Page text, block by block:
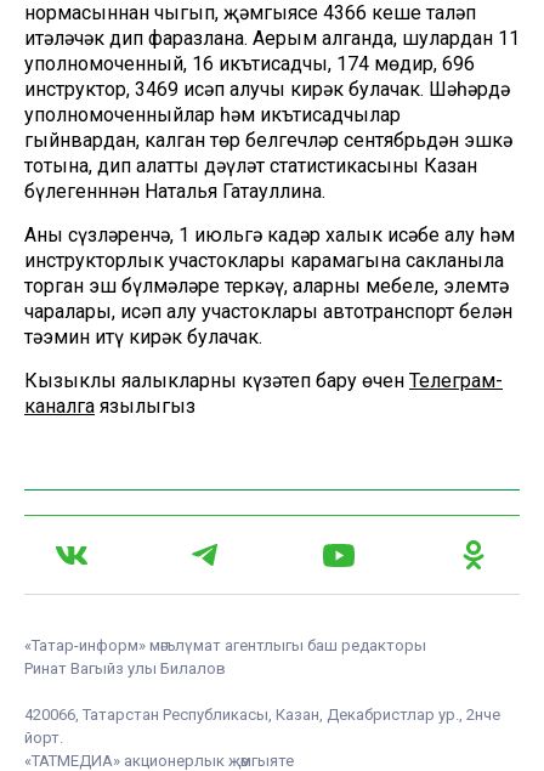
нормасыннан чыгып, җәмгыясе 4366 кеше таләп
итәләчәк дип фаразлана. Аерым алганда, шулардан 11
уполномоченный, 16 икътисадчы, 174 мөдир, 696
инструктор, 3469 исәп алучы кирәк булачак. Шәһәрдә
уполномоченныйлар һәм икътисадчылар
гыйнвардан, калган төр белгечләр сентябрьдән эшкә
тотына, дип аңлатты дәүләт статистикасының Казан
бүлегенннән Наталья Гатауллина.
Аның сүзләренчә, 1 июльгә кадәр халык исәбе алу һәм
инструкторлык участоклары карамагына сакланыла
торган эш бүлмәләре теркәү, аларның мебеле, элемтә
чаралары, исәп алу участоклары автотранспорт белән
тәэмин итү кирәк булачак.
Кызыклы яңалыкларны күзәтеп бару өчен Телеграм-
каналга язылыгыз
«Татар-информ» мәгълүмат агентлыгы баш редакторы
Ринат Вагыйз улы Билалов
420066, Татарстан Республикасы, Казан, Декабристлар ур., 2нче
йорт.
«ТАТМЕДИА» акционерлык җәмгыяте